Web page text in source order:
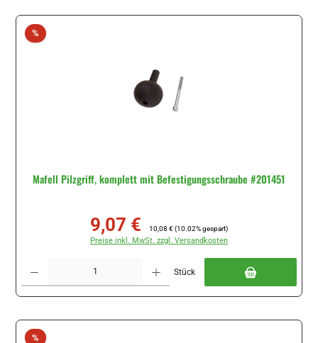
%Rabatt
Mafell Pilzgriff, komplett mit Befestigungsschraube #201451
Verkaufspreis:
9,07 € Regulärer Preis:
10,08 € (10.02% gespart)
Preise inkl. MwSt. zzgl. Versandkosten
Stück
%Rabatt